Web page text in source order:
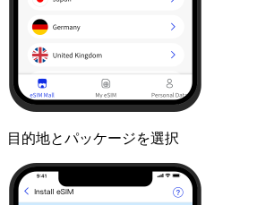
目的地とパッケージを選択